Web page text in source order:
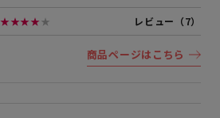
★★★★★ レビュー（7）
商品ページはこちら